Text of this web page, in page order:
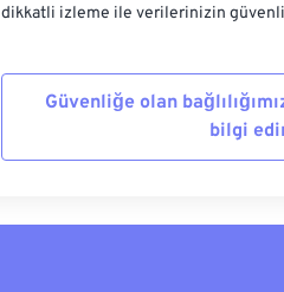
dikkatli izleme ile verilerinizin
Güvenliğe olan
bilgi